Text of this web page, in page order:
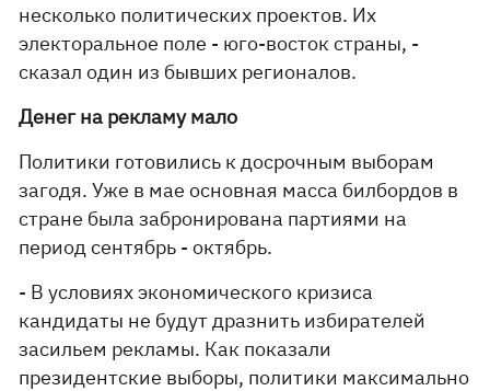
несколько политических проектов. Их
электоральное поле - юго-восток страны, -
сказал один из бывших регионалов.
Денег на рекламу мало
Политики готовились к досрочным выборам
загодя. Уже в мае основная масса билбордов в
стране была забронирована партиями на
период сентябрь - октябрь.
- В условиях экономического кризиса
кандидаты не будут дразнить избирателей
засильем рекламы. Как показали
президентские выборы, политики максимально